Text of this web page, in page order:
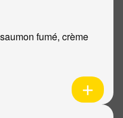
fumé, crème